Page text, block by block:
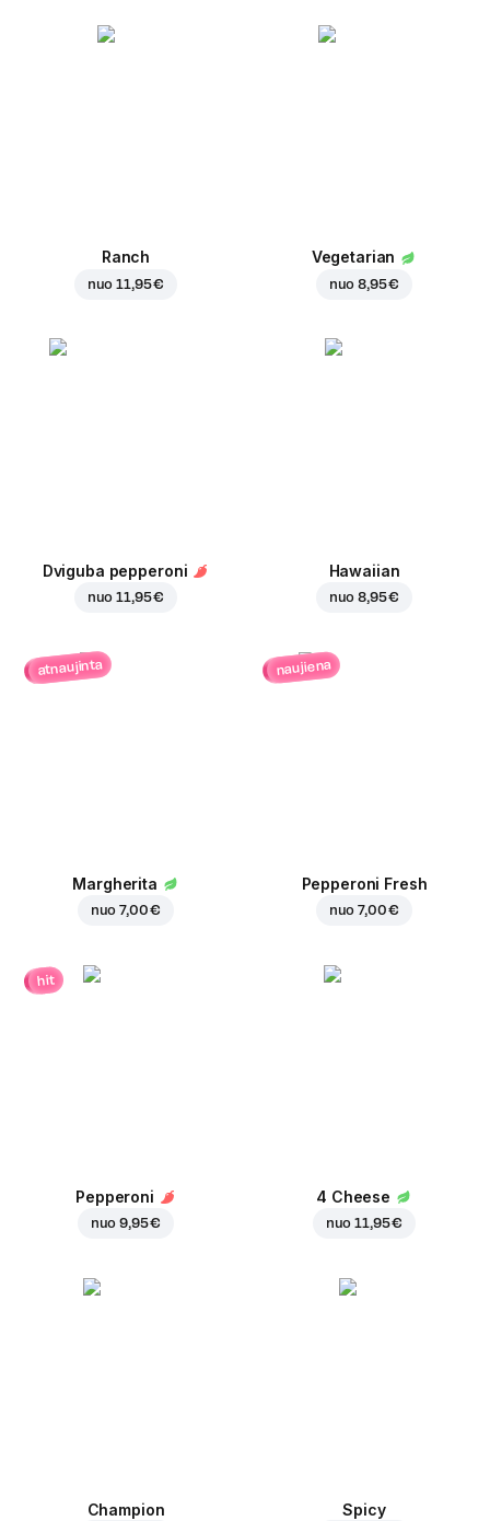
Ranch
nuo11,95 €
Vegetarian
nuo8,95 €
Dviguba pepperoni
nuo11,95 €
Hawaiian
nuo8,95 €
atnaujinta
Margherita
nuo7,00 €
naujiena
Pepperoni Fresh
nuo7,00 €
hit
Pepperoni
nuo9,95 €
4 Cheese
nuo11,95 €
Champion Spicy